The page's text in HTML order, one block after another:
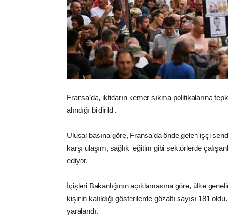
Fransa’da, iktidarın kemer sıkma politikalarına
alındığı bildirildi.
Ulusal basına göre, Fransa’da önde gelen işçi
karşı ulaşım, sağlık, eğitim gibi sektörlerde
ediyor.
İçişleri Bakanlığının açıklamasına göre, ülke
kişinin katıldığı gösterilerde gözaltı sayısı 181
yaralandı.